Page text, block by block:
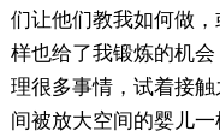
们让他们教我如何做
样也给了我锻炼的机
理很多事情，试着接
间被放大空间的婴儿